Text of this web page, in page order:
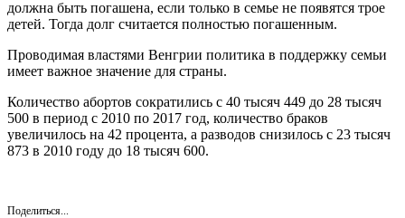
должна быть погашена, если только в семье не появятся трое
детей. Тогда долг считается полностью погашенным.
Проводимая властями Венгрии политика в поддержку семьи
имеет важное значение для страны.
Количество абортов сократились с 40 тысяч 449 до 28 тысяч
500 в период с 2010 по 2017 год, количество браков
увеличилось на 42 процента, а разводов снизилось с 23 тысяч
873 в 2010 году до 18 тысяч 600.
Поделиться...